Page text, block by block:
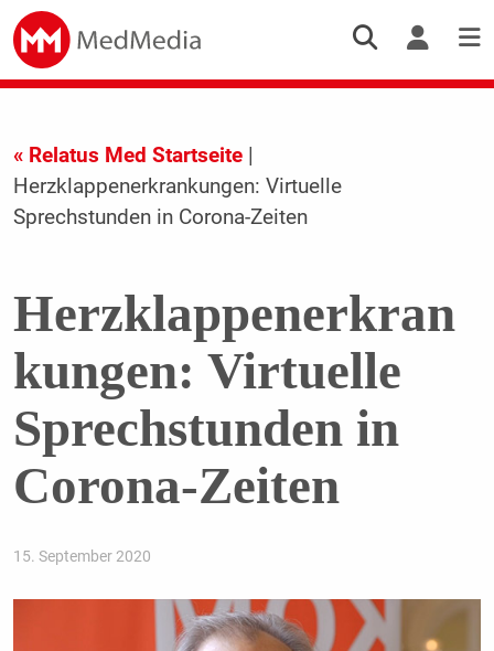
« Relatus Med Startseite|
Herzklappenerkrankungen: Virtuelle
Sprechstunden in Corona-Zeiten
Herzklappenerkran
kungen: Virtuelle
Sprechstunden in
Corona-Zeiten
15. September 2020